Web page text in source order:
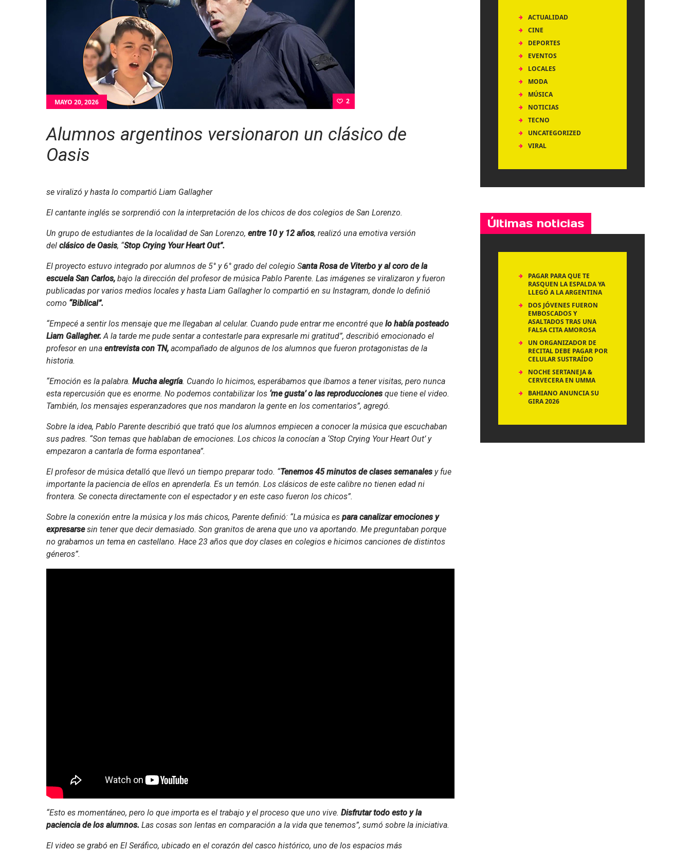
MAYO 20, 2026 2
Alumnos argentinos versionaron un clásico de
Oasis
se viralizó y hasta lo compartió Liam Gallagher
El cantante inglés se sorprendió con la interpretación de los chicos de dos colegios de San Lorenzo.
Un grupo de estudiantes de la localidad de San Lorenzo, entre 10 y 12 años, realizó una emotiva versión
del clásico de Oasis, “Stop Crying Your Heart Out”.
El proyecto estuvo integrado por alumnos de 5° y 6° grado del colegio Santa Rosa de Viterbo y al coro de la
escuela San Carlos, bajo la dirección del profesor de música Pablo Parente. Las imágenes se viralizaron y fueron
publicadas por varios medios locales y hasta Liam Gallagher lo compartió en su Instagram, donde lo definió
como “Biblical”.
“Empecé a sentir los mensaje que me llegaban al celular. Cuando pude entrar me encontré que lo había posteado
Liam Gallagher.A la tarde me pude sentar a contestarle para expresarle mi gratitud”, describió emocionado el
profesor en una entrevista con TN, acompañado de algunos de los alumnos que fueron protagonistas de la
historia.
“Emoción es la palabra. Mucha alegría. Cuando lo hicimos, esperábamos que íbamos a tener visitas, pero nunca
esta repercusión que es enorme. No podemos contabilizar los ‘me gusta’ o las reproducciones que tiene el video.
También, los mensajes esperanzadores que nos mandaron la gente en los comentarios”, agregó.
Sobre la idea, Pablo Parente describió que trató que los alumnos empiecen a conocer la música que escuchaban
sus padres. “Son temas que hablaban de emociones. Los chicos la conocían a ‘Stop Crying Your Heart Out’ y
empezaron a cantarla de forma espontanea”.
El profesor de música detalló que llevó un tiempo preparar todo. “Tenemos 45 minutos de clases semanales y fue
importante la paciencia de ellos en aprenderla. Es un temón. Los clásicos de este calibre no tienen edad ni
frontera. Se conecta directamente con el espectador y en este caso fueron los chicos”.
Sobre la conexión entre la música y los más chicos, Parente definió: “La música es para canalizar emociones y
expresarsesin tener que decir demasiado. Son granitos de arena que uno va aportando. Me preguntaban porque
no grabamos un tema en castellano. Hace 23 años que doy clases en colegios e hicimos canciones de distintos
géneros”.
“Esto es momentáneo, pero lo que importa es el trabajo y el proceso que uno vive. Disfrutar todo esto y la
paciencia de los alumnos. Las cosas son lentas en comparación a la vida que tenemos”, sumó sobre la iniciativa.
El video se grabó en El Seráfico, ubicado en el corazón del casco histórico, uno de los espacios más
ACTUALIDAD
CINE
DEPORTES
EVENTOS
LOCALES
MODA
MÚSICA
NOTICIAS
TECNO
UNCATEGORIZED
VIRAL
Últimas noticias
PAGAR PARA QUE TE
RASQUEN LA ESPALDA YA
LLEGÓ A LA ARGENTINA
DOS JÓVENES FUERON
EMBOSCADOS Y
ASALTADOS TRAS UNA
FALSA CITA AMOROSA
UN ORGANIZADOR DE
RECITAL DEBE PAGAR POR
CELULAR SUSTRAÍDO
NOCHE SERTANEJA &
CERVECERA EN UMMA
BAHIANO ANUNCIA SU
GIRA 2026